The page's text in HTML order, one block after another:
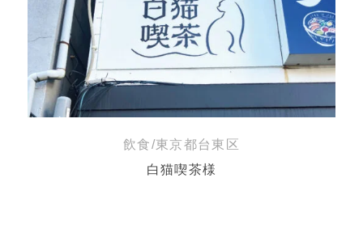
飲食/東京都台東区
白猫喫茶様